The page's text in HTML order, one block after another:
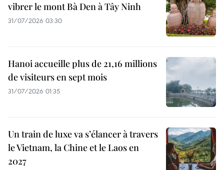
vibrer le mont Bà Den à Tây Ninh
31/07/2026 03:30
Hanoi accueille plus de 21,16 millions
de visiteurs en sept mois ​
31/07/2026 01:35
Un train de luxe va s’élancer à travers
le Vietnam, la Chine et le Laos en
2027